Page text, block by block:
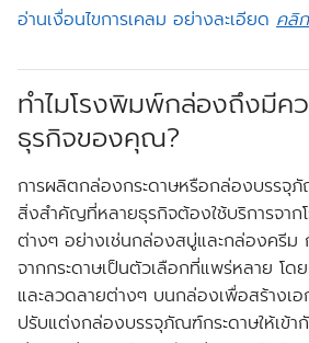
อ่านเงื่อนไขการเคลม อย่างละเอียด คลิ
ทำไมโรงพิมพ์กล่องถึงมี
ธุรกิจของคุณ?
การผลิตกล่องกระดาษหรือกล่องบรรจุ
สิ่งสำคัญที่หลายธุรกิจต้องใช้บริการจา
ต่างๆ อย่างเช่นกล่องสบู่และกล่องครี
จากกระดาษเป็นตัวเลือกที่แพร่หลาย โด
และลวดลายต่างๆ บนกล่องเพื่อสร้างเ
ปรับแต่งกล่องบรรจุภัณฑ์กระดาษให้เข้า